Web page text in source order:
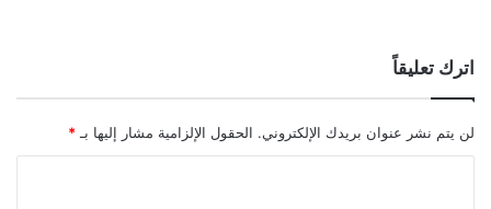
اترك تعليقاً
لن يتم نشر عنوان بريدك الإلكتروني. الحقول الإلزامية مشار إليها بـ *